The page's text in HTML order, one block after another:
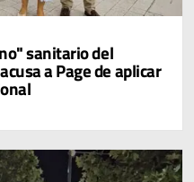
sanitario del
a Page de aplicar